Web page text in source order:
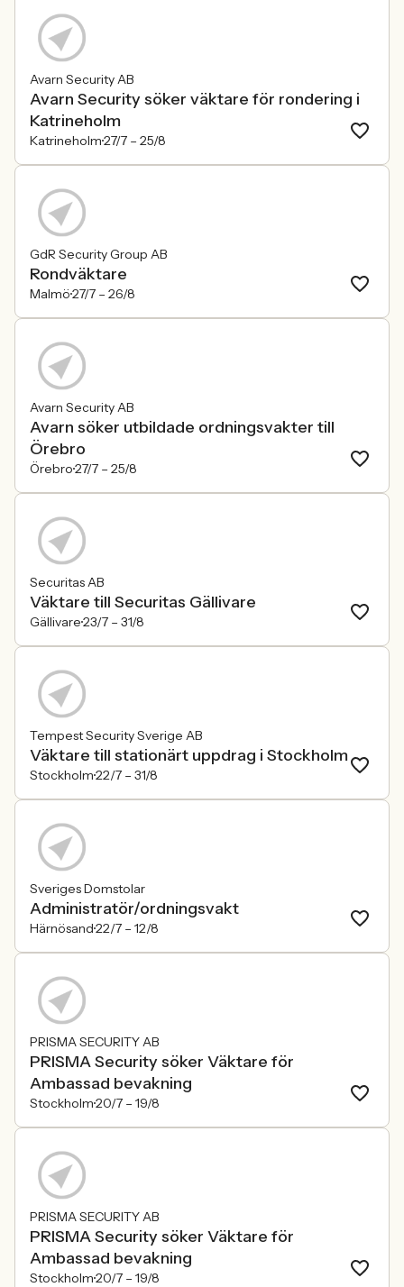
Avarn Security AB
Avarn Security söker väktare för rondering i
Katrineholm
Katrineholm27/7 – 25/8
GdR Security Group AB
Rondväktare
Malmö27/7 – 26/8
Avarn Security AB
Avarn söker utbildade ordningsvakter till
Örebro
Örebro27/7 – 25/8
Securitas AB
Väktare till Securitas Gällivare
Gällivare23/7 – 31/8
Tempest Security Sverige AB
Väktare till stationärt uppdrag i Stockholm
Stockholm22/7 – 31/8
Sveriges Domstolar
Administratör/ordningsvakt
Härnösand22/7 – 12/8
PRISMA SECURITY AB
PRISMA Security söker Väktare för
Ambassad bevakning
Stockholm20/7 – 19/8
PRISMA SECURITY AB
PRISMA Security söker Väktare för
Ambassad bevakning
Stockholm20/7 – 19/8